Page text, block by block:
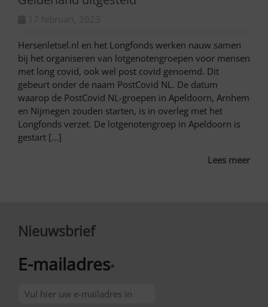
Hersenletsel.nl en het Longfonds werken nauw samen
bij het organiseren van lotgenotengroepen voor mensen
met long covid, ook wel post covid genoemd. Dit
gebeurt onder de naam PostCovid NL. De datum
waarop de PostCovid NL-groepen in Apeldoorn, Arnhem
en Nijmegen zouden starten, is in overleg met het
Longfonds verzet. De lotgenotengroep in Apeldoorn is
gestart […]
Lees meer
Nieuwsbrief
E-mailadres*